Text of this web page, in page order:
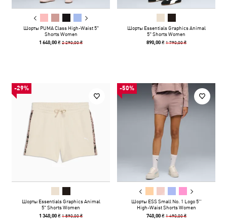
Шорты PUMA Class High-Waist 5"
Shorts Women
1 640,00 ₴2 290,00 ₴
Шорты Essentials Graphics Animal
5" Shorts Women
890,00 ₴ 1 790,00 ₴
-29%
Шорты Essentials Graphics Animal
5" Shorts Women
1 340,00 ₴1 890,00 ₴
-50%
Шорты ESS Small No. 1 Logo 5''
High-Waist Shorts Women
740,00 ₴ 1 490,00 ₴